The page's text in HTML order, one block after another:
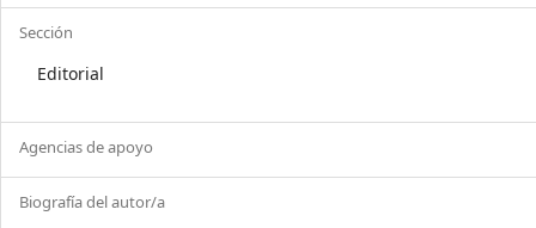
Sección
Editorial
Agencias de apoyo
Biografía del autor/a